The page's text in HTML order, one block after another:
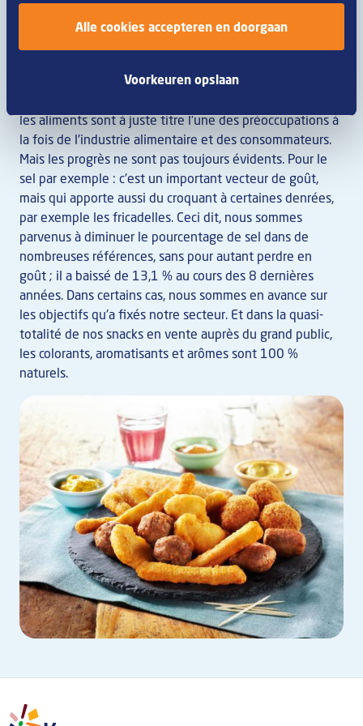
Alle cookies accepteren en doorgaan
Voorkeuren opslaan
colorants, aromatisants et arômes
naturels
La diminution des quantités de sel et l'augmentation de
les aliments sont à juste titre l'une des préoccupations à
la fois de l'industrie alimentaire et des consommateurs.
Mais les progrès ne sont pas toujours évidents. Pour le
sel par exemple : c'est un important vecteur de goût,
mais qui apporte aussi du croquant à certaines denrées,
par exemple les fricadelles. Ceci dit, nous sommes
parvenus à diminuer le pourcentage de sel dans de
nombreuses références, sans pour autant perdre en
goût ; il a baissé de 13,1 % au cours des 8 dernières
années. Dans certains cas, nous sommes en avance sur
les objectifs qu'a fixés notre secteur. Et dans la quasi-
totalité de nos snacks en vente auprès du grand public,
les colorants, aromatisants et arômes sont 100 %
naturels.